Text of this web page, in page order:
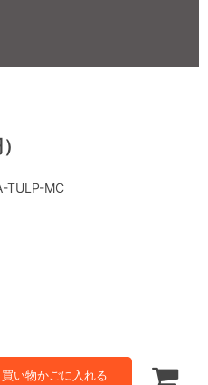
TULP-MC
買い物かごに入れる